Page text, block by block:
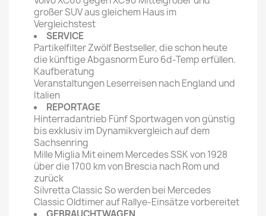
großer SUV aus gleichem Haus im
Vergleichstest
SERVICE
Partikelfilter Zwölf Bestseller, die schon heute
die künftige Abgasnorm Euro 6d-Temp erfüllen.
Kaufberatung
Veranstaltungen Leserreisen nach England und
Italien
REPORTAGE
Hinterradantrieb Fünf Sportwagen von günstig
bis exklusiv im Dynamikvergleich auf dem
Sachsenring
Mille Miglia Mit einem Mercedes SSK von 1928
über die 1700 km von Brescia nach Rom und
zurück
Silvretta Classic So werden bei Mercedes
Classic Oldtimer auf Rallye-Einsätze vorbereitet